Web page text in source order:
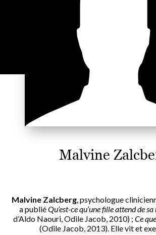
Malvine
Malvine Zalcberg, psychologue
a publiéQu’est-ce qu’une fille attend de sa
d’Aldo Naouri, Odile Jacob, 2010) ; Ce
(Odile Jacob, 2013). Elle vit et